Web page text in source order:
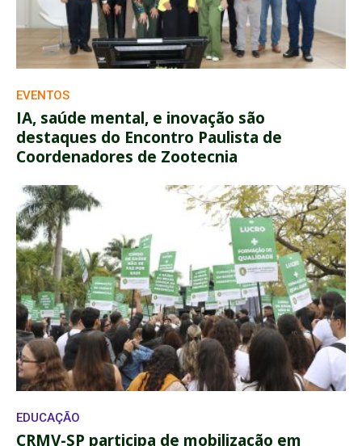
EVENTOS
IA, saúde mental, e inovação são
destaques do Encontro Paulista de
Coordenadores de Zootecnia
EDUCAÇÃO
CRMV-SP participa de mobilização em